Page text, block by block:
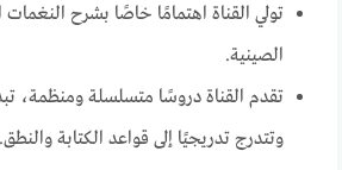
تولي القناة اهتمامًا خاصًا بشرح النغمات
الصينية.
تقدم القناة دروسًا متسلسلة ومنظمة،
وتتدرج تدريجيًا إلى قواعد الكتابة والنطق.